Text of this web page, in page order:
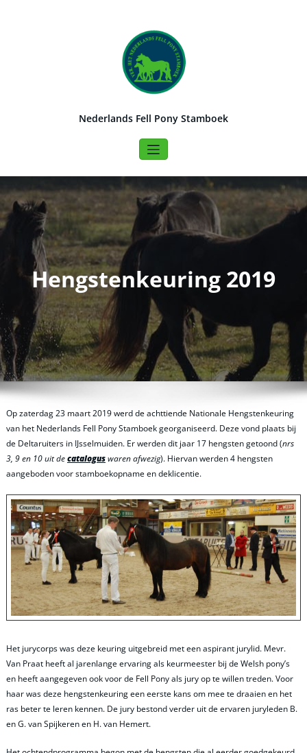
Nederlands Fell Pony Stamboek
Hengstenkeuring 2019
Op zaterdag 23 maart 2019 werd de achttiende Nationale Hengstenkeuring
van het Nederlands Fell Pony Stamboek georganiseerd. Deze vond plaats bij
de Deltaruiters in IJsselmuiden. Er werden dit jaar 17 hengsten getoond (nrs
3, 9 en 10 uit decataloguswaren afwezig). Hiervan werden 4 hengsten
aangeboden voor stamboekopname en deklicentie.
Het jurycorps was deze keuring uitgebreid met een aspirant jurylid. Mevr.
Van Praat heeft al jarenlange ervaring als keurmeester bij de Welsh pony’s
en heeft aangegeven ook voor de Fell Pony als jury op te willen treden. Voor
haar was deze hengstenkeuring een eerste kans om mee te draaien en het
ras beter te leren kennen. De jury bestond verder uit de ervaren juryleden B.
en G. van Spijkeren en H. van Hemert.